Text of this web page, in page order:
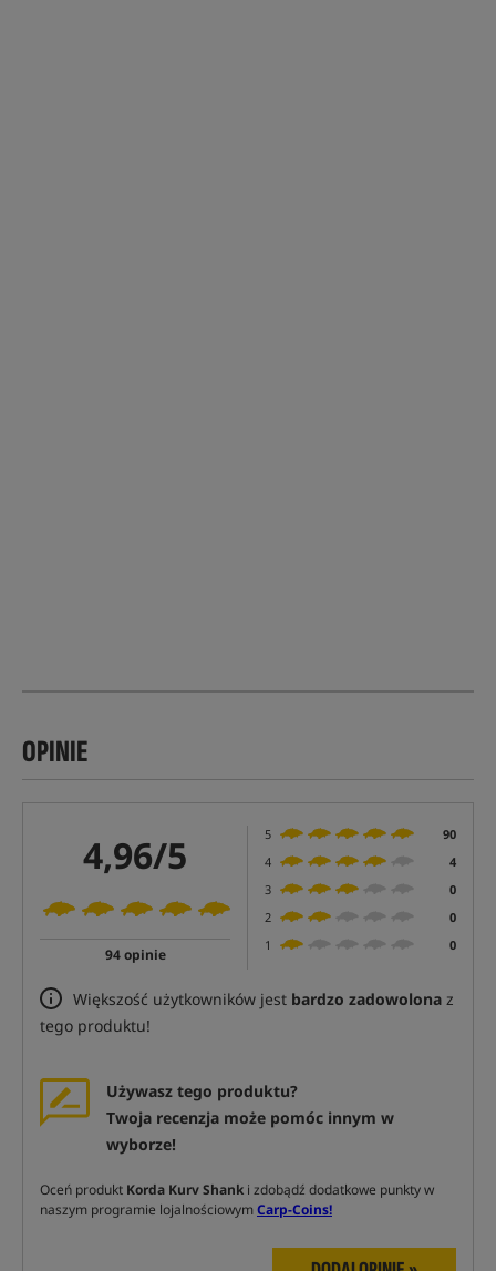
OPINIE
4,96/5
94 opinie
5
90
4
4
3
0
2
0
1
0
Większość użytkowników jest bardzo zadowolona z
tego produktu!
Używasz tego produktu?
Twoja recenzja może pomóc innym w
wyborze!
Oceń produkt Korda Kurv Shank i zdobądź dodatkowe punkty w
naszym programie lojalnościowymCarp-Coins!